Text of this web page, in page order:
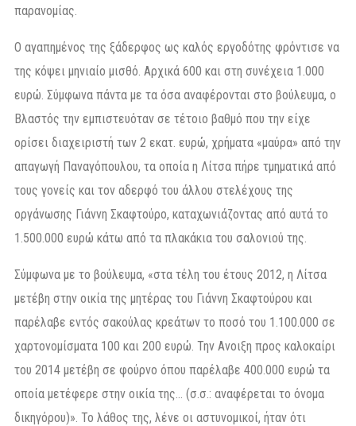
παρανομίας.
Ο αγαπημένος της ξάδερφος ως καλός εργοδότης φρόντισε να
της κόψει μηνιαίο μισθό. Αρχικά 600 και στη συνέχεια 1.000
ευρώ. Σύμφωνα πάντα με τα όσα αναφέρονται στο βούλευμα, ο
Βλαστός την εμπιστευόταν σε τέτοιο βαθμό που την είχε
ορίσει διαχειριστή των 2 εκατ. ευρώ, χρήματα «μαύρα» από την
απαγωγή Παναγόπουλου, τα οποία η Λίτσα πήρε τμηματικά από
τους γονείς και τον αδερφό του άλλου στελέχους της
οργάνωσης Γιάννη Σκαφτούρο, καταχωνιάζοντας από αυτά το
1.500.000 ευρώ κάτω από τα πλακάκια του σαλονιού της.
Σύμφωνα με το βούλευμα, «στα τέλη του έτους 2012, η Λίτσα
μετέβη στην οικία της μητέρας του Γιάννη Σκαφτούρου και
παρέλαβε εντός σακούλας κρεάτων το ποσό του 1.100.000 σε
χαρτονομίσματα 100 και 200 ευρώ. Την Ανοιξη προς καλοκαίρι
του 2014 μετέβη σε φούρνο όπου παρέλαβε 400.000 ευρώ τα
οποία μετέφερε στην οικία της… (σ.σ.: αναφέρεται το όνομα
δικηγόρου)». Το λάθος της, λένε οι αστυνομικοί, ήταν ότι